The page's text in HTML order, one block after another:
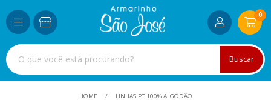
Buscar
0
HOME LINHAS PT 100% ALGODÃO